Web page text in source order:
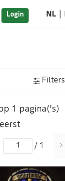
Login NL
Filters
1 pagina('s)
/ 1